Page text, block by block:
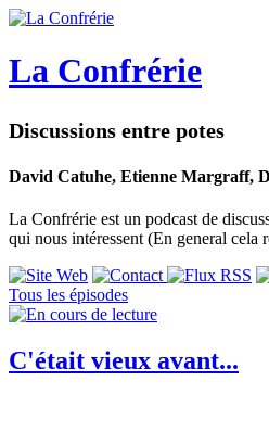
La Confrérie
Discussions entre potes
David Catuhe, Etienne Margraff,
La Confrérie est un podcast de
qui nous intéressent (En general cela
Tous les épisodes
C'était vieux avant...